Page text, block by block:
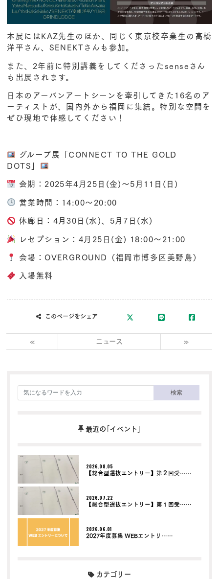
本展にはKAZ先生 のほか、同じく東京校卒業生の 高橋
洋平さん、 SENEKTさん も参加。
また、2年前に特別講義をしてくださった senseさん
も出展されます。
日本のアーバンアートシーンを牽引してきた16名のア
ーティストが、国内外から福岡に集結。特別な空間を
ぜひ現地で体感してください！
グループ展「CONNECT TO THE GOLD
DOTS」
会期：2025年4月25日(金)～5月11日(日)
営業時間：14:00～20:00
休廊日：4月30日(水)、5月7日(水)
レセプション：4月25日(金) 18:00～21:00
会場：OVERGROUND（福岡市博多区美野島）
入場無料
このページをシェア
« ニュース »
検索
最近の｢イベント｣
2026.08.05
【総合型選抜エントリー】第２回受……
2026.07.22
【総合型選抜エントリー】第１回受……
2026.06.01
2027年度募集 WEBエントリ……
カテゴリー